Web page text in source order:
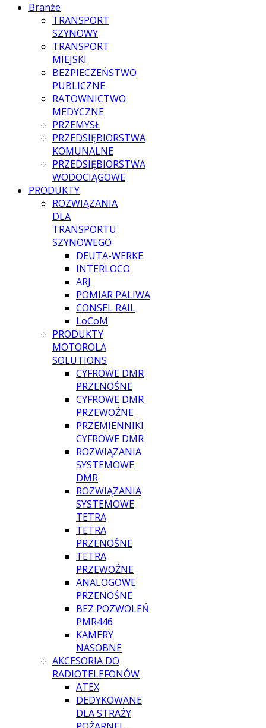
Branże
TRANSPORT
SZYNOWY
TRANSPORT
MIEJSKI
BEZPIECZEŃSTWO
PUBLICZNE
RATOWNICTWO
MEDYCZNE
PRZEMYSŁ
PRZEDSIĘBIORSTWA
KOMUNALNE
PRZEDSIĘBIORSTWA
WODOCIĄGOWE
PRODUKTY
ROZWIĄZANIA
DLA
TRANSPORTU
SZYNOWEGO
DEUTA-WERKE
INTERLOCO
ARJ
POMIAR PALIWA
CONSEL RAIL
LoCoM
PRODUKTY
MOTOROLA
SOLUTIONS
CYFROWE DMR
PRZENOŚNE
CYFROWE DMR
PRZEWOŹNE
PRZEMIENNIKI
CYFROWE DMR
ROZWIĄZANIA
SYSTEMOWE
DMR
ROZWIĄZANIA
SYSTEMOWE
TETRA
TETRA
PRZENOŚNE
TETRA
PRZEWOŹNE
ANALOGOWE
PRZENOŚNE
BEZ POZWOLEŃ
PMR446
KAMERY
NASOBNE
AKCESORIA DO
RADIOTELEFONÓW
ATEX
DEDYKOWANE
DLA STRAŻY